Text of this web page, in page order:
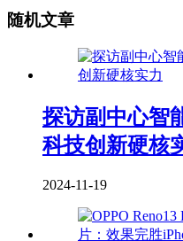
随机文章
探访副中心智
科技创新硬核
2024-11-19